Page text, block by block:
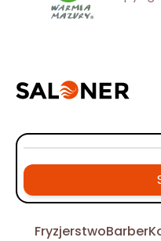
FryzjerstwoBarber